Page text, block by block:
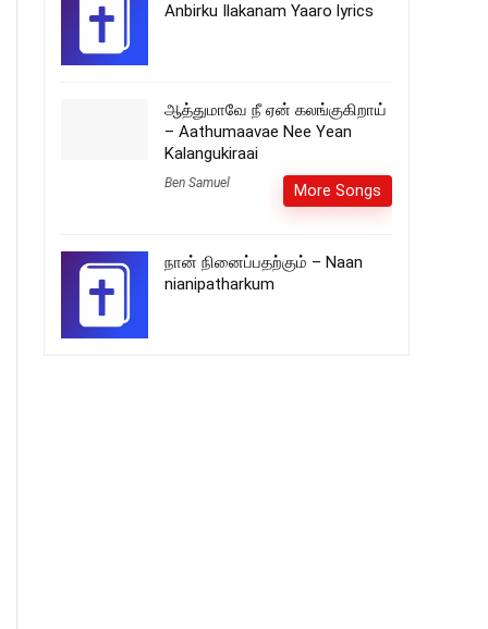
Anbirku Ilakanam Yaaro lyrics
ஆத்துமாவே நீ ஏன் கலங்குகிறாய்
– Aathumaavae Nee Yean
Kalangukiraai
Ben Samuel More Songs
நான் நினைப்பதற்கும் – Naan
nianipatharkum